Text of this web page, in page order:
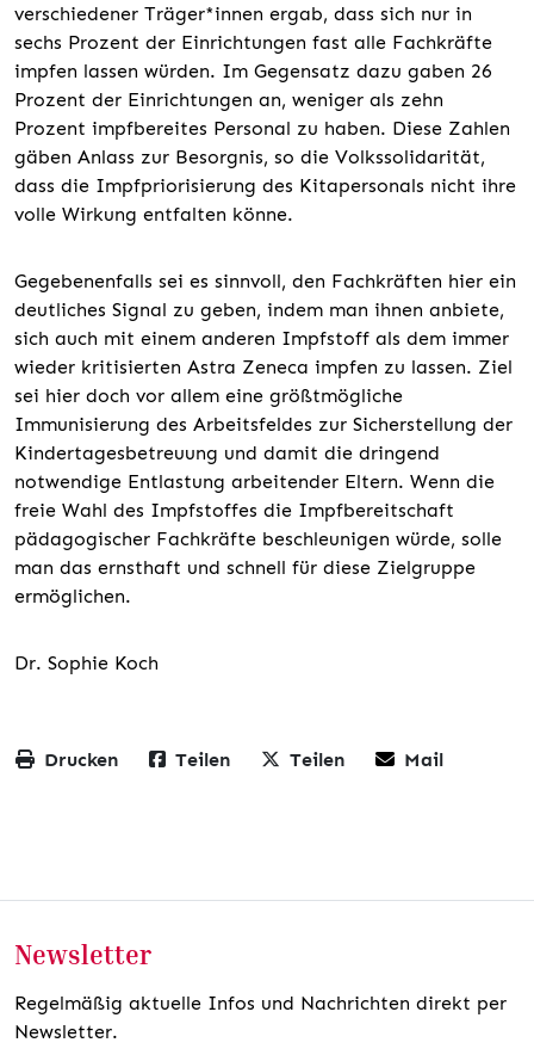
verschiedener Träger*innen ergab, dass sich nur in
sechs Prozent der Einrichtungen fast alle Fachkräfte
impfen lassen würden. Im Gegensatz dazu gaben 26
Prozent der Einrichtungen an, weniger als zehn
Prozent impfbereites Personal zu haben. Diese Zahlen
gäben Anlass zur Besorgnis, so die Volkssolidarität,
dass die Impfpriorisierung des Kitapersonals nicht ihre
volle Wirkung entfalten könne.
Gegebenenfalls sei es sinnvoll, den Fachkräften hier ein
deutliches Signal zu geben, indem man ihnen anbiete,
sich auch mit einem anderen Impfstoff als dem immer
wieder kritisierten Astra Zeneca impfen zu lassen. Ziel
sei hier doch vor allem eine größtmögliche
Immunisierung des Arbeitsfeldes zur Sicherstellung der
Kindertagesbetreuung und damit die dringend
notwendige Entlastung arbeitender Eltern. Wenn die
freie Wahl des Impfstoffes die Impfbereitschaft
pädagogischer Fachkräfte beschleunigen würde, solle
man das ernsthaft und schnell für diese Zielgruppe
ermöglichen.
Dr. Sophie Koch
Drucken Teilen Teilen Mail
Newsletter
Regelmäßig aktuelle Infos und Nachrichten direkt per
Newsletter.